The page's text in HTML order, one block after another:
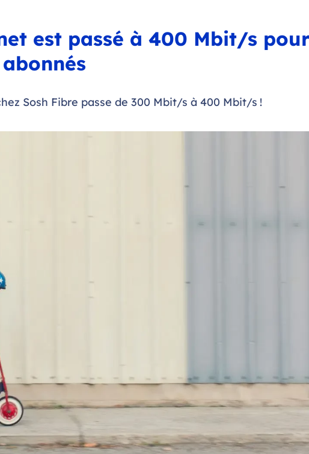
est passé à 400 Mbit/s
Sosh Fibre passe de 300 Mbit/s à 400 Mbit/s !